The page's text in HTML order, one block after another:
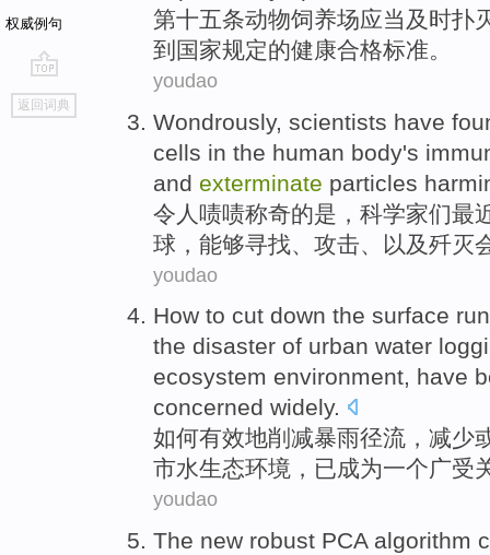
权威例句
go
top
返回词典
第十五条动物饲养场应当 及时扑
到 国家规定的健康合格标准。
youdao
Wondrously, scientists have
cells in the human body's
and exterminate particles
令人啧啧称奇的是， 科学家们最
球， 能够寻找 攻击 以及歼灭
youdao
How to cut down the surface
the disaster of urban water
ecosystem environment, have
concerned widely.
如何有效地削减暴雨径流 ， 减少
市水生态环境 ， 已成为一个广受
youdao
The new robust PCA algorithm